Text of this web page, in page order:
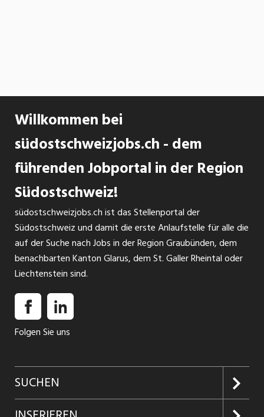
Willkommen bei
südostschweizjobs.ch - dem
führenden Jobportal in der Region
Südostschweiz!
südostschweizjobs.ch ist das Stellenportal der
Südostschweiz und damit die erste Anlaufstelle für alle die
auf der Suche nach Jobs in der Region Graubünden, dem
benachbarten Kanton Glarus, dem St. Galler Rheintal oder
Liechtenstein sind.
Folgen Sie uns
SUCHEN
Jobs suchen